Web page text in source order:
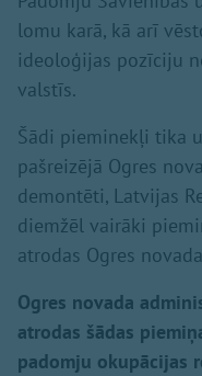
lomu karā, kā arī
ideoloģijas pozīciju
valstīs.
Šādi pieminekļi tika
pašreizējā Ogres
demontēti, Latvijas
diemžēl vairāki
atrodas Ogres
Ogres novada
atrodas šādas
padomju okupācijas